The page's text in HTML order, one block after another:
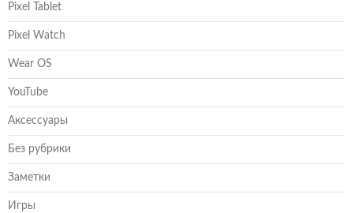
Pixel Tablet
Pixel Watch
Wear OS
YouTube
Аксессуары
Без рубрики
Заметки
Игры